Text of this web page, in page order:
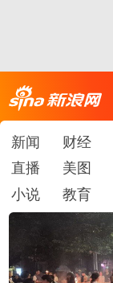
新闻 财经
直播
美图
小说
教育